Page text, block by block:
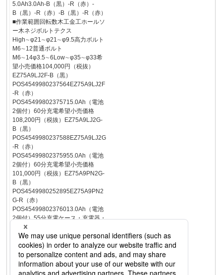
5.0Ah3.0Ah-B（黒）-R（赤）-
B（黒）-R（赤）-B（黒）-R（赤）
■作業範囲回転数木工金工ホールソ
ー木ネジボルトテクス
High∼φ21∼φ21∼φ9.5高力ボルト
M6∼12普通ボルト
M6∼14φ3.5∼6Low∼φ35∼φ33希
望小売価格104,000円（税抜）
EZ75A9LJ2F-B（黒）
POS4549980237564EZ75A9LJ2F
-R（赤）
POS45499802375715.0Ah（電池
2個付）60分充電希望小売価格
108,200円（税抜）EZ75A9LJ2G-
B（黒）
POS4549980237588EZ75A9LJ2G
-R（赤）
POS45499802375955.0Ah（電池
2個付）60分充電希望小売価格
101,000円（税抜）EZ75A9PN2G-
B（黒）
POS4549980252895EZ75A9PN2
G-R（赤）
POS45499802376013.0Ah（電池
2個付）55分充電ケース・充電器・
電池パックは別売希望小売価格
51,500円（税抜）
POS4549980237618POS4549980
237625EZ75A9X-B（黒）
EZ75A9X-R（赤）充電マルチイン
パクトドライバーEZ75A9ドリルと